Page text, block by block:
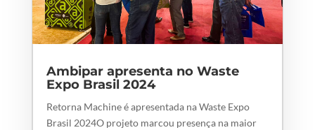
Ambipar apresenta no Waste
Expo Brasil 2024
Retorna Machine é apresentada na Waste Expo
Brasil 2024O projeto marcou presença na maior